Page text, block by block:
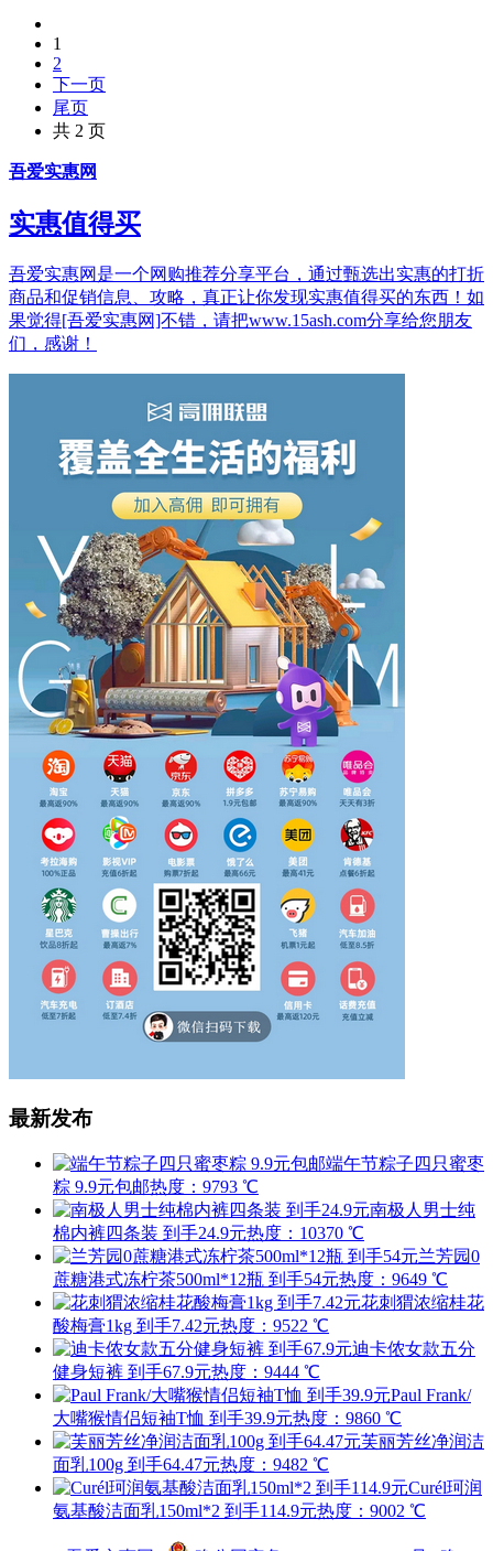
1
2
下一页
尾页
共 2 页
吾爱实惠网
实惠值得买
吾爱实惠网是一个网购推荐分享平台，通过甄选出实惠的打折
商品和促销信息、攻略，真正让你发现实惠值得买的东西！如
果觉得[吾爱实惠网]不错，请把www.15ash.com分享给您朋友
们，感谢！
最新发布
端午节粽子四只蜜枣
粽 9.9元包邮热度：9793 ℃
南极人男士纯
棉内裤四条装 到手24.9元热度：10370 ℃
兰芳园0
蔗糖港式冻柠茶500ml*12瓶 到手54元热度：9649 ℃
花刺猬浓缩桂花
酸梅膏1kg 到手7.42元热度：9522 ℃
迪卡侬女款五分
健身短裤 到手67.9元热度：9444 ℃
Paul Frank/
大嘴猴情侣短袖T恤 到手39.9元热度：9860 ℃
芙丽芳丝净润洁
面乳100g 到手64.47元热度：9482 ℃
Curél珂润
氨基酸洁面乳150ml*2 到手114.9元热度：9002 ℃